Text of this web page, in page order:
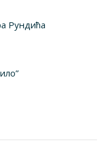
Рундића